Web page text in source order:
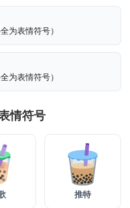
为表情符号）
为表情符号）
情符号
推特